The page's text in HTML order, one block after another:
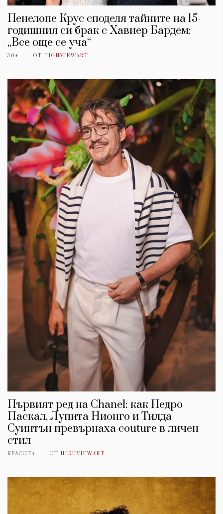
Пенелопе Крус споделя тайните на 15-
годишния си брак с Хавиер Бардем:
„Все още се уча“
30+ ОТ HIGHVIEWART
Първият ред на Chanel: как Педро
Паскал, Лупита Нионго и Тилда
Суинтън превърнаха couture в личен
стил
КРАСОТА ОТ HIGHVIEWART